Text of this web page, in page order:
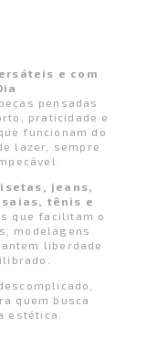
e com
pensadas
praticidade e
funcionam do
lazer, sempre
jeans,
tênis e
que facilitam o
modelagens
liberdade
quem busca
estética.